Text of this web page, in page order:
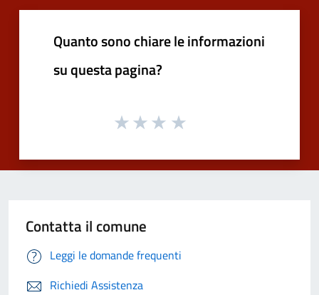
Quanto sono chiare le informazioni
su questa pagina?
Contatta il comune
Leggi le domande frequenti
Richiedi Assistenza